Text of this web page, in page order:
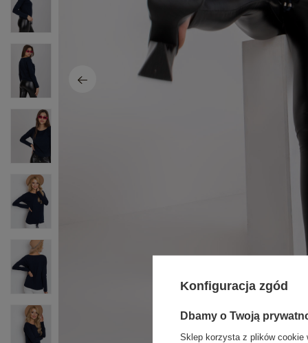
Konfiguracja zgód
Dbamy o Twoją
Sklep korzysta z plików cookie